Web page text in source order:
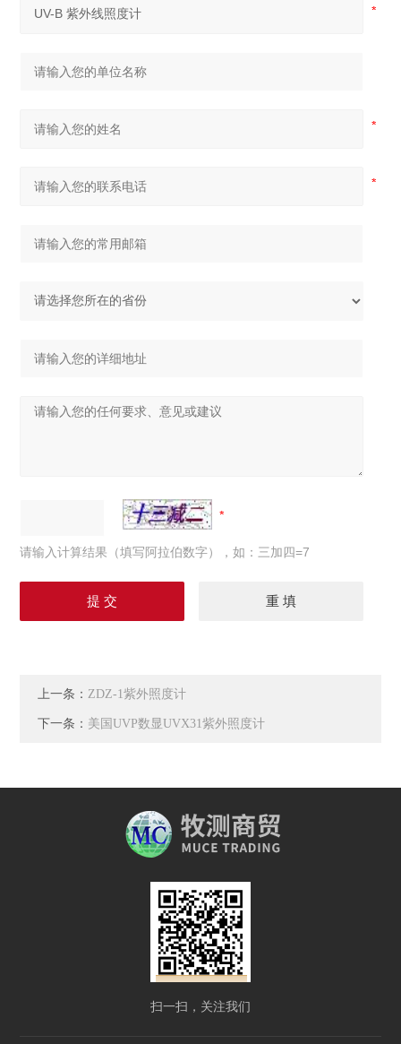
请输入计算结果（填写阿拉伯数字），如：三加四=7
上一条：ZDZ-1紫外照度计
下一条： 美国UVP数显UVX31紫外照度计
扫一扫，关注我们